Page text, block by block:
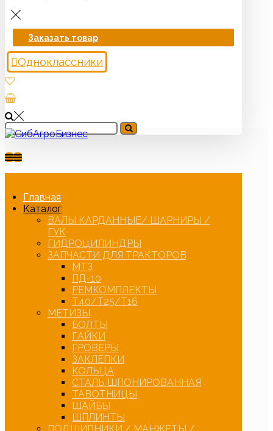
Заказать товар
Одноклассники
Главная
Каталог
ВАЛЫ КАРДАННЫЕ/ ШАРНИРЫ /
ГУК
ГИДРОЦИЛИНДРЫ
ЗАПЧАСТИ ДЛЯ ТРАКТОРОВ
МТЗ
ПД-10
РЕМКОМПЛЕКТЫ
Т40/Т25/Т16
МЕТИЗЫ
БОЛТЫ
ГАЙКИ
ГРОВЕРЫ
ЗАКЛЕПКИ
КОЛЬЦА
СТАЛЬ ШПОНИРОВАННАЯ
ТАВОТНИЦЫ
ШАЙБЫ
ШПЛИНТЫ
ПОДШИПНИКИ / МАНЖЕТЫ /